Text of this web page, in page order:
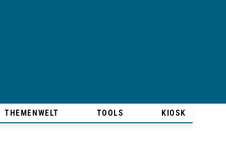
THEMENWELT TOOLS KIOSK